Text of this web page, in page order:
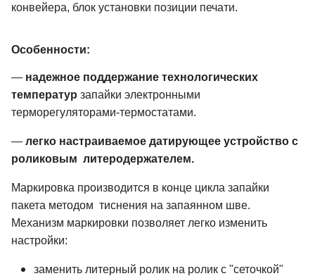
конвейера, блок установки позиции печати.
Особенности:
— надежное поддержание технологических
температур запайки электронными
терморегуляторами-термостатами.
— легко настраиваемое датирующее устройство с
роликовым литеродержателем.
Маркировка производится в конце цикла запайки
пакета методом тиснения на запаянном шве.
Механизм маркировки позволяет легко изменить
настройки:
заменить литерный ролик на ролик с "сеточкой"